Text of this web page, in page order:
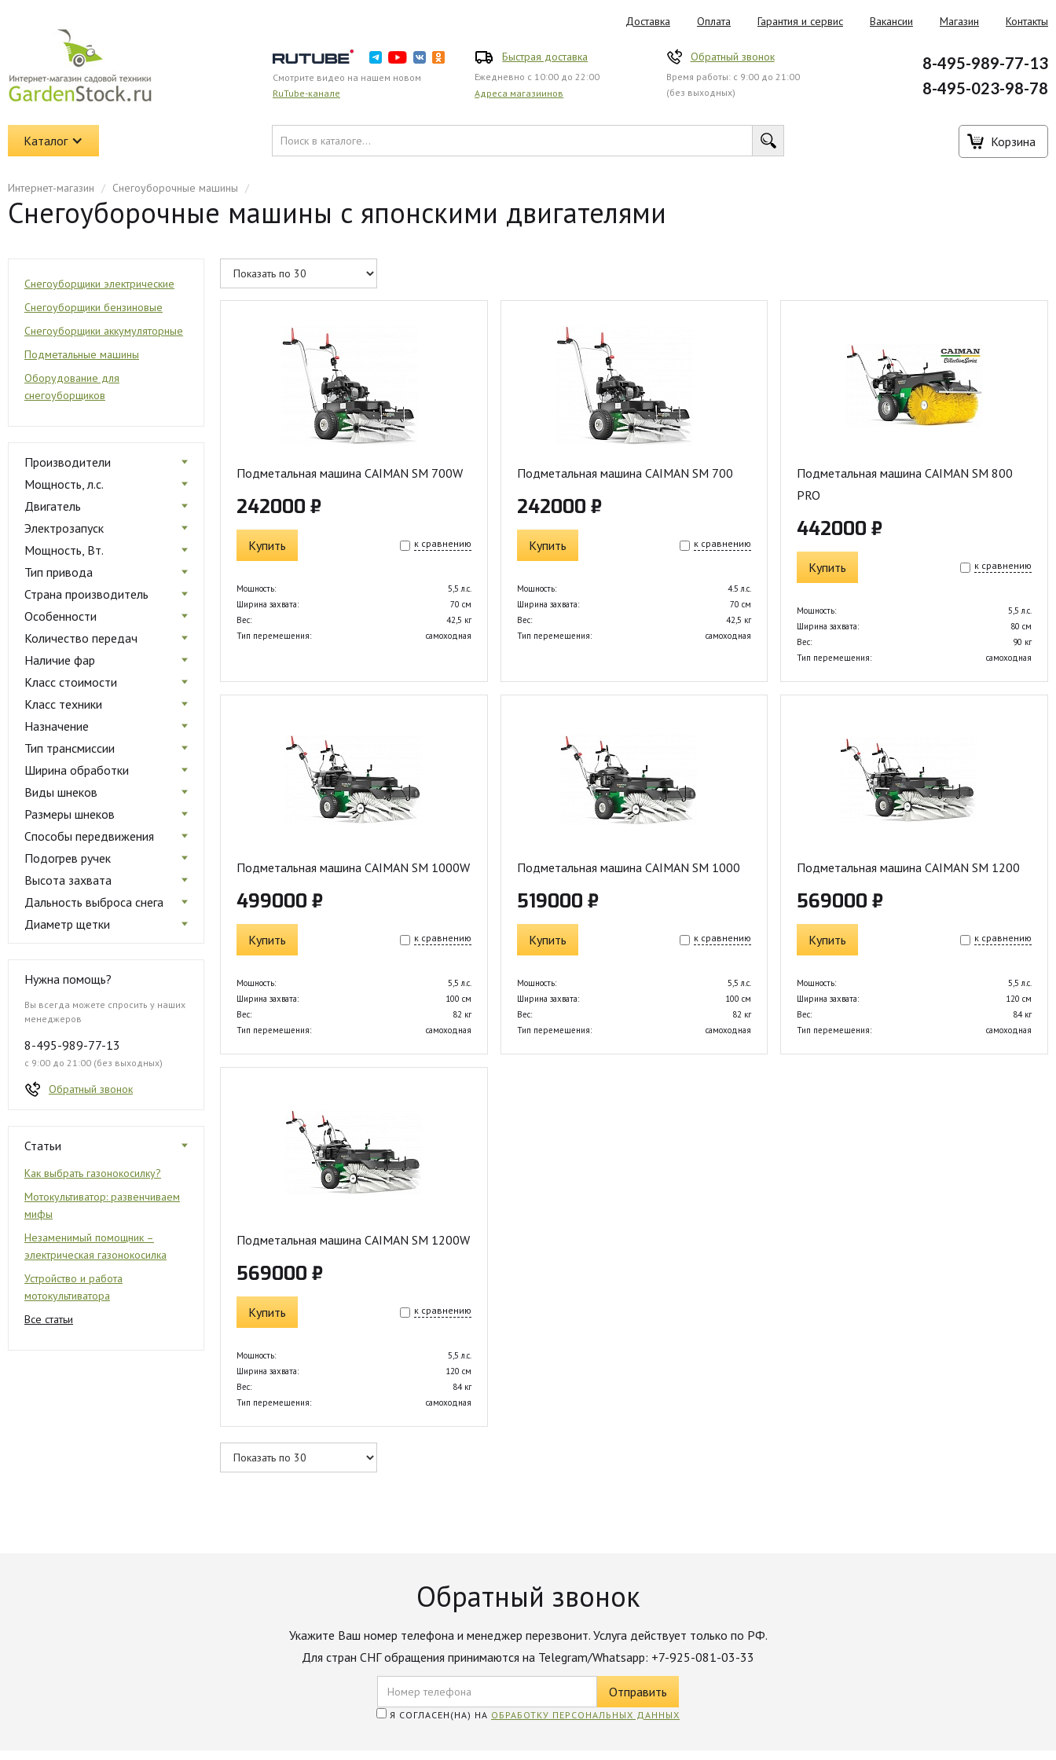
Доставка Оплата Гарантия и сервис Вакансии Магазин Контакты
Смотрите видео на нашем новом
RuTube-канале
Быстрая доставка
Ежедневно с 10:00 до 22:00
Адреса магазиинов
Обратный звонок
Время работы: с 9:00 до 21:00
(без выходных)
8-495-989-77-13
8-495-023-98-78
Каталог Корзина
Интернет-магазин / Снегоуборочные машины /
Снегоуборочные машины с японскими двигателями
Снегоуборщики электрические
Снегоуборщики бензиновые
Снегоуборщики аккумуляторные
Подметальные машины
Оборудование для
снегоуборщиков
Производители
Мощность, л.с.
Двигатель
Электрозапуск
Мощность, Вт.
Тип привода
Страна производитель
Особенности
Количество передач
Наличие фар
Класс стоимости
Класс техники
Назначение
Тип трансмиссии
Ширина обработки
Виды шнеков
Размеры шнеков
Способы передвижения
Подогрев ручек
Высота захвата
Дальность выброса снега
Диаметр щетки
Нужна помощь?
Вы всегда можете спросить у наших
менеджеров
8-495-989-77-13
с 9:00 до 21:00 (без выходных)
Обратный звонок
Статьи
Как выбрать газонокосилку?
Мотокультиватор: развенчиваем
мифы
Незаменимый помощник –
электрическая газонокосилка
Устройство и работа
мотокультиватора
Все статьи
Подметальная машина CAIMAN SM 700W
242000 ₽
Купить к сравнению
Мощность:
5,5 л.с.
Ширина захвата:
70 см
Вес:
42,5 кг
Тип перемещения:
самоходная
Подметальная машина CAIMAN SM 700
242000 ₽
Купить к сравнению
Мощность:
4.5 л.с.
Ширина захвата:
70 см
Вес:
42,5 кг
Тип перемещения:
самоходная
Подметальная машина CAIMAN SM 800
PRO
442000 ₽
Купить к сравнению
Мощность:
5,5 л.с.
Ширина захвата:
80 см
Вес:
90 кг
Тип перемещения:
самоходная
Подметальная машина CAIMAN SM 1000W
499000 ₽
Купить к сравнению
Мощность:
5,5 л.с.
Ширина захвата:
100 см
Вес:
82 кг
Тип перемещения:
самоходная
Подметальная машина CAIMAN SM 1000
519000 ₽
Купить к сравнению
Мощность:
5,5 л.с.
Ширина захвата:
100 см
Вес:
82 кг
Тип перемещения:
самоходная
Подметальная машина CAIMAN SM 1200
569000 ₽
Купить к сравнению
Мощность:
5,5 л.с.
Ширина захвата:
120 см
Вес:
84 кг
Тип перемещения:
самоходная
Подметальная машина CAIMAN SM 1200W
569000 ₽
Купить к сравнению
Мощность:
5,5 л.с.
Ширина захвата:
120 см
Вес:
84 кг
Тип перемещения:
самоходная
Обратный звонок
Укажите Ваш номер телефона и менеджер перезвонит. Услуга действует только по РФ.
Для стран СНГ обращения принимаются на Telegram/Whatsapp: +7-925-081-03-33
Я СОГЛАСЕН(НА) НА ОБРАБОТКУ ПЕРСОНАЛЬНЫХ ДАННЫХ